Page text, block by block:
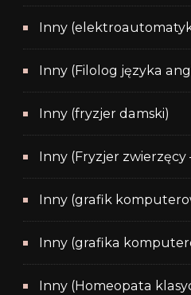
Inny
Inny (Filolog języka
Inny (fryzjer damski)
Inny (Fryzjer zwierzęcy
Inny (grafik
Inny (grafika
Inny (Homeopata